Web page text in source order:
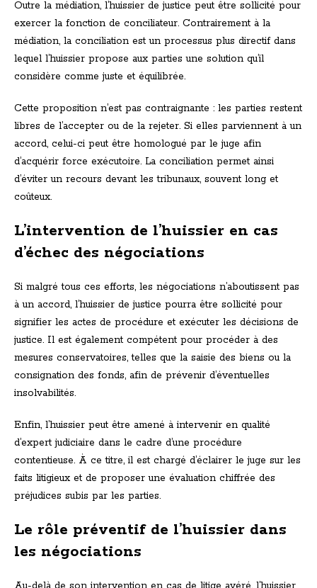
Outre la médiation, l’huissier de justice peut être sollicité pour
exercer la fonction de conciliateur. Contrairement à la
médiation, la conciliation est un processus plus directif dans
lequel l’huissier propose aux parties une solution qu’il
considère comme juste et équilibrée.
Cette proposition n’est pas contraignante : les parties restent
libres de l’accepter ou de la rejeter. Si elles parviennent à un
accord, celui-ci peut être homologué par le juge afin
d’acquérir force exécutoire. La conciliation permet ainsi
d’éviter un recours devant les tribunaux, souvent long et
coûteux.
L’intervention de l’huissier en cas
d’échec des négociations
Si malgré tous ces efforts, les négociations n’aboutissent pas
à un accord, l’huissier de justice pourra être sollicité pour
signifier les actes de procédure et exécuter les décisions de
justice. Il est également compétent pour procéder à des
mesures conservatoires, telles que la saisie des biens ou la
consignation des fonds, afin de prévenir d’éventuelles
insolvabilités.
Enfin, l’huissier peut être amené à intervenir en qualité
d’expert judiciaire dans le cadre d’une procédure
contentieuse. À ce titre, il est chargé d’éclairer le juge sur les
faits litigieux et de proposer une évaluation chiffrée des
préjudices subis par les parties.
Le rôle préventif de l’huissier dans
les négociations